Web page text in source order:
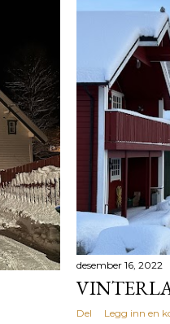
desember 16, 2022
Del Legg inn en